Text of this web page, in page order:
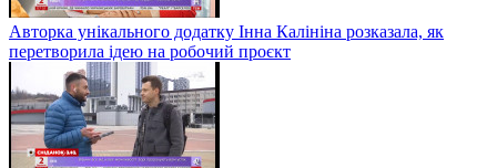
Авторка унікального додатку Інна Калініна розказала, як
перетворила ідею на робочий проєкт